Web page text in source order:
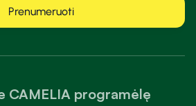
CAMELIA programėlę
Prenumeruoti